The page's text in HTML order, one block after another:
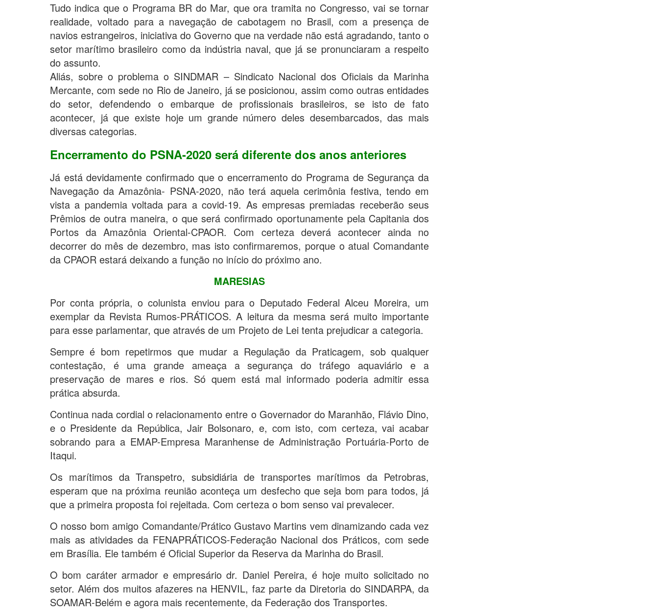
Tudo indica que o Programa BR do Mar, que ora tramita no Congresso, vai se tornar
realidade, voltado para a navegação de cabotagem no Brasil, com a presença de
navios estrangeiros, iniciativa do Governo que na verdade não está agradando, tanto o
setor marítimo brasileiro como da indústria naval, que já se pronunciaram a respeito
do assunto.
Aliás, sobre o problema o SINDMAR – Sindicato Nacional dos Oficiais da Marinha
Mercante, com sede no Rio de Janeiro, já se posicionou, assim como outras entidades
do setor, defendendo o embarque de profissionais brasileiros, se isto de fato
acontecer, já que existe hoje um grande número deles desembarcados, das mais
diversas categorias.
Encerramento do PSNA-2020 será diferente dos anos anteriores
Já está devidamente confirmado que o encerramento do Programa de Segurança da
Navegação da Amazônia- PSNA-2020, não terá aquela cerimônia festiva, tendo em
vista a pandemia voltada para a covid-19. As empresas premiadas receberão seus
Prêmios de outra maneira, o que será confirmado oportunamente pela Capitania dos
Portos da Amazônia Oriental-CPAOR. Com certeza deverá acontecer ainda no
decorrer do mês de dezembro, mas isto confirmaremos, porque o atual Comandante
da CPAOR estará deixando a função no início do próximo ano.
MARESIAS
Por conta própria, o colunista enviou para o Deputado Federal Alceu Moreira, um
exemplar da Revista Rumos-PRÁTICOS. A leitura da mesma será muito importante
para esse parlamentar, que através de um Projeto de Lei tenta prejudicar a categoria.
Sempre é bom repetirmos que mudar a Regulação da Praticagem, sob qualquer
contestação, é uma grande ameaça a segurança do tráfego aquaviário e a
preservação de mares e rios. Só quem está mal informado poderia admitir essa
prática absurda.
Continua nada cordial o relacionamento entre o Governador do Maranhão, Flávio Dino,
e o Presidente da República, Jair Bolsonaro, e, com isto, com certeza, vai acabar
sobrando para a EMAP-Empresa Maranhense de Administração Portuária-Porto de
Itaqui.
Os marítimos da Transpetro, subsidiária de transportes marítimos da Petrobras,
esperam que na próxima reunião aconteça um desfecho que seja bom para todos, já
que a primeira proposta foi rejeitada. Com certeza o bom senso vai prevalecer.
O nosso bom amigo Comandante/Prático Gustavo Martins vem dinamizando cada vez
mais as atividades da FENAPRÁTICOS-Federação Nacional dos Práticos, com sede
em Brasília. Ele também é Oficial Superior da Reserva da Marinha do Brasil.
O bom caráter armador e empresário dr. Daniel Pereira, é hoje muito solicitado no
setor. Além dos muitos afazeres na HENVIL, faz parte da Diretoria do SINDARPA, da
SOAMAR-Belém e agora mais recentemente, da Federação dos Transportes.